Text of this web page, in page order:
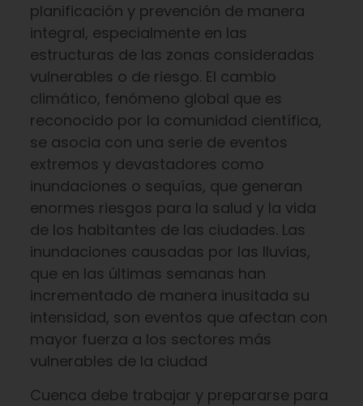
planificación y prevención de manera
integral, especialmente en las
estructuras de las zonas consideradas
vulnerables o de riesgo. El cambio
climático, fenómeno global que es
reconocido por la comunidad científica,
se asocia con una serie de eventos
extremos y devastadores como
inundaciones o sequías, que generan
enormes riesgos para la salud y la vida
de los habitantes de las ciudades. Las
inundaciones causadas por las lluvias,
que en las últimas semanas han
incrementado de manera inusitada su
intensidad, son eventos que afectan con
mayor fuerza a los sectores más
vulnerables de la ciudad
Cuenca debe trabajar y prepararse para